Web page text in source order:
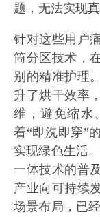
题，无法实现
针对这些用户
筒分区技术，
别的精准护理
升了烘干效率
维，避免缩水
着“即洗即穿”
实现绿色生活
一体技术的普
产业向可持续
场景布局，已